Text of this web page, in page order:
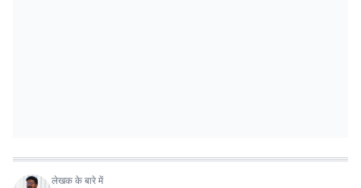
लेखक के बारे में